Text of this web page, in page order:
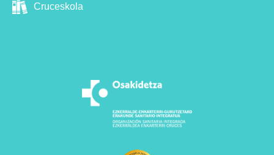
Cruceskola